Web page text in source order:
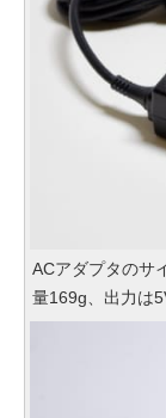
ACアダプタのサ
量169g、出力は